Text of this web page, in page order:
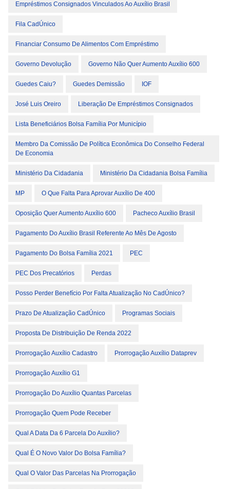
Empréstimos Consignados Vinculados Ao Auxílio Brasil
Fila CadÚnico
Financiar Consumo De Alimentos Com Empréstimo
Governo Devolução Governo Não Quer Aumento Auxílio 600
Guedes Caiu? Guedes Demissão IOF
José Luis Oreiro Liberação De Empréstimos Consignados
Lista Beneficiários Bolsa Família Por Município
Membro Da Comissão De Política Econômica Do Conselho Federal
De Economia
Ministério Da Cidadania Ministério Da Cidadania Bolsa Família
MP O Que Falta Para Aprovar Auxílio De 400
Oposição Quer Aumento Auxílio 600 Pacheco Auxílio Brasil
Pagamento Do Auxílio Brasil Referente Ao Mês De Agosto
Pagamento Do Bolsa Família 2021 PEC
PEC Dos Precatórios Perdas
Posso Perder Benefício Por Falta Atualização No CadÚnico?
Prazo De Atualização CadÚnico Programas Sociais
Proposta De Distribuição De Renda 2022
Prorrogação Auxílio Cadastro Prorrogação Auxílio Dataprev
Prorrogação Auxílio G1
Prorrogação Do Auxílio Quantas Parcelas
Prorrogação Quem Pode Receber
Qual A Data Da 6 Parcela Do Auxílio?
Qual É O Novo Valor Do Bolsa Família?
Qual O Valor Das Parcelas Na Prorrogação